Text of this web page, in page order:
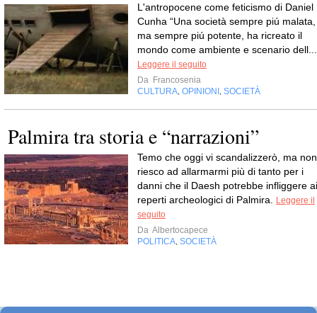
L'antropocene come feticismo di Daniel
Cunha “Una società sempre piú malata,
ma sempre piú potente, ha ricreato il
mondo come ambiente e scenario dell...
Leggere il seguito
Da Francosenia
CULTURA OPINIONI SOCIETÀ
Palmira tra storia e “narrazioni”
Temo che oggi vi scandalizzerò, ma non
riesco ad allarmarmi più di tanto per i
danni che il Daesh potrebbe infliggere ai
reperti archeologici di Palmira.
Leggere il
seguito
Da Albertocapece
POLITICA SOCIETÀ